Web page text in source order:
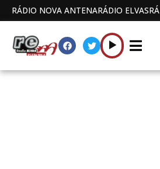
RÁDIO NOVA ANTENARÁDIO ELVAS